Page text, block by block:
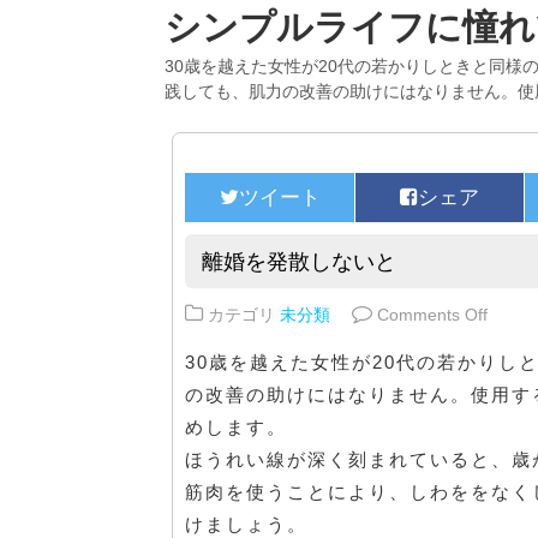
シンプルライフに憧
30歳を越えた女性が20代の若かりしときと同様
践しても、肌力の改善の助けにはなりません。使
離婚を発散しないと
カテゴリ 未分類 Comments Offon 離
30歳を越えた女性が20代の若かりし
の改善の助けにはなりません。使用
めします。
ほうれい線が深く刻まれていると、
筋肉を使うことにより、しわををな
けましょう。